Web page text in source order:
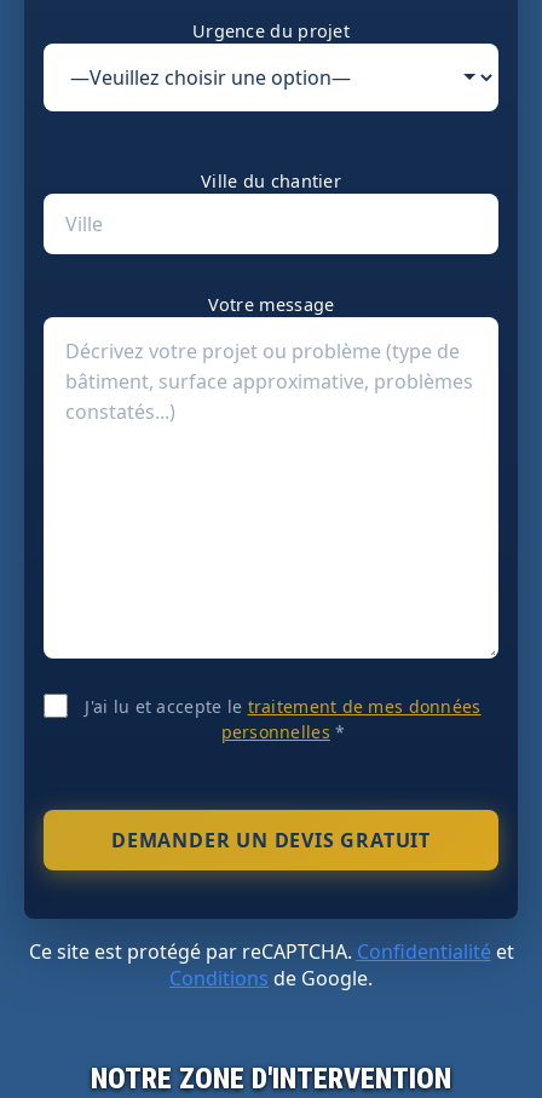
Urgence du projet
Ville du chantier
Votre message
J'ai lu et accepte le traitement de mes données
personnelles *
Ce site est protégé par reCAPTCHA. Confidentialitéet
Conditions de Google.
NOTRE ZONE D'INTERVENTION